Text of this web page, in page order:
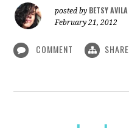
posted by BETSY AVILA
February 21, 2012
COMMENT SHARE